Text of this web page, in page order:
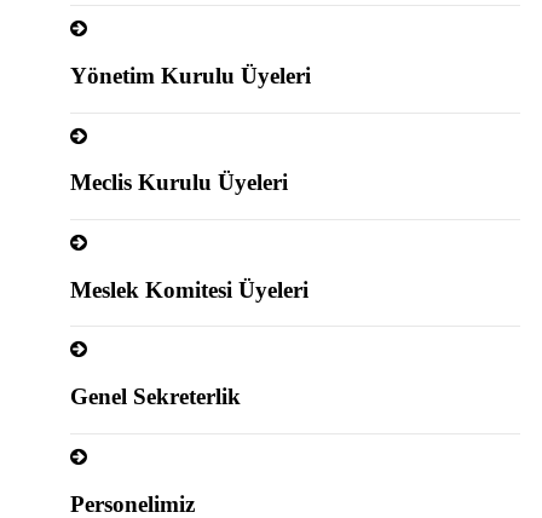
Yönetim Kurulu Üyeleri
Meclis Kurulu Üyeleri
Meslek Komitesi Üyeleri
Genel Sekreterlik
Personelimiz